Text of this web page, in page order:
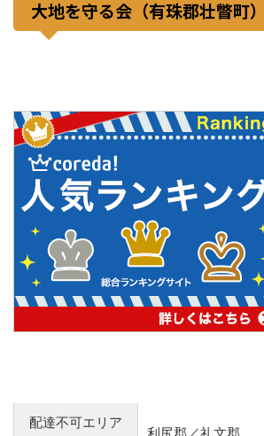
大地を守る会（有珠郡壮瞥町）
配達不可エリア